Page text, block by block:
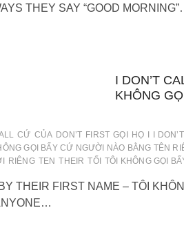
THEY SAY “GOOD
I DON’T
KHÔNG
CỨ CỦA DON’T FIRST GỌI HỌ I
GỌI BẤY CỨ NGƯỜI NÀO BẰNG TÊN
RIÊNG TEN THEIR TỐI TÔI KHÔNG GỌI
BY THEIR FIRST NAME – TÔI